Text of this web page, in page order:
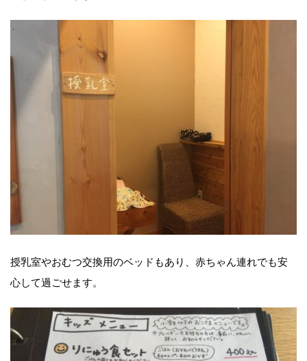
授乳室やおむつ交換用のベッドもあり、赤ちゃん連れでも安
心して過ごせます。